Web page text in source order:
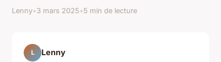
Lenny•3 mars 2025•5 min de lecture
L Lenny